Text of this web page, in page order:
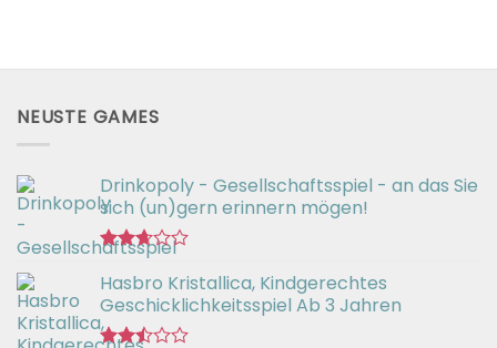
NEUSTE GAMES
Drinkopoly - Gesellschaftsspiel - an das Sie
sich (un)gern erinnern mögen!
Bewertet
mit
2.67
von 5
Hasbro Kristallica, Kindgerechtes
Geschicklichkeitsspiel Ab 3 Jahren